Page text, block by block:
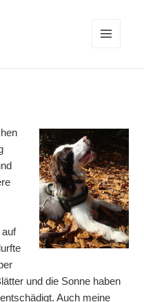
und die Sonne haben
Auch meine